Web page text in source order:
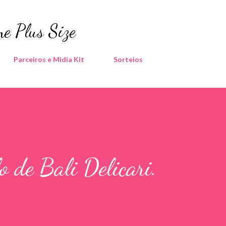
Plus Size
Parceiros e Midia Kit Sorteios
de Bali Delicari.